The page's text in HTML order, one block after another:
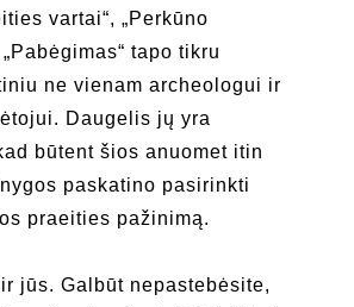
vartai“, „Perkūno
tapo tikru
ne vienam archeologui ir
Daugelis jų yra
būtent šios anuomet itin
paskatino pasirinkti
praeities pažinimą.
jūs. Galbūt nepastebėsite,